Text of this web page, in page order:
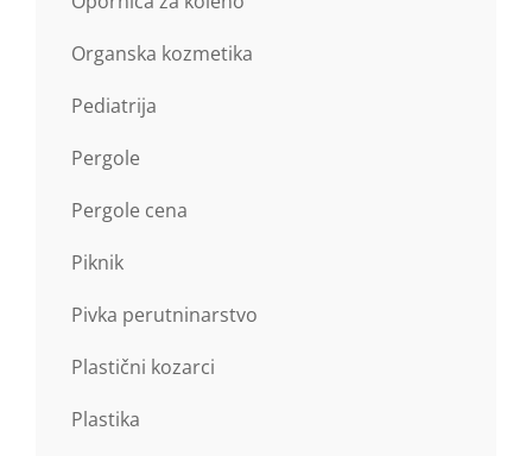
Organska kozmetika
Pediatrija
Pergole
Pergole cena
Piknik
Pivka perutninarstvo
Plastični kozarci
Plastika